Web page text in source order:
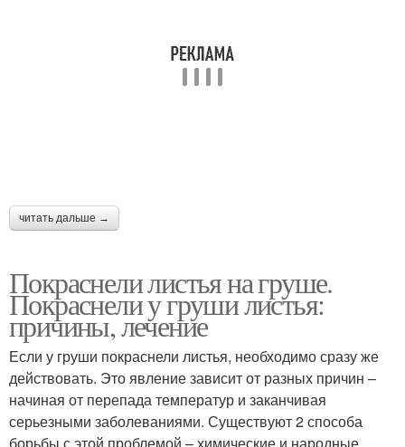
читать дальше →
Покраснели листья на груше.
Покраснели у груши листья:
причины, лечение
Если у груши покраснели листья, необходимо сразу же
действовать. Это явление зависит от разных причин –
начиная от перепада температур и заканчивая
серьезными заболеваниями. Существуют 2 способа